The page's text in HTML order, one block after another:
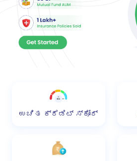
ಉಚಿತ ಕ್ರೆಡಿಟ್ ಸ್ಕೋರ್